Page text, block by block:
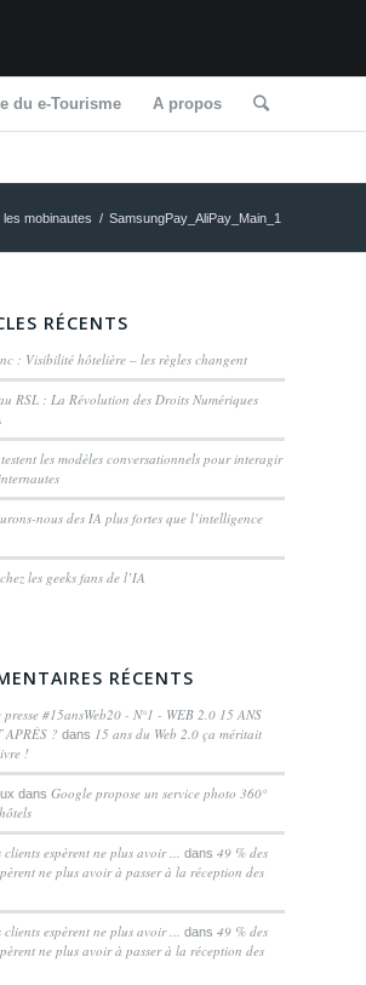
du e-Tourisme A propos
mobinautes / SamsungPay_AliPay_Main_1
RÉCENTS
: Visibilité hôtelière – les règles changent
RSL : La Révolution des Droits Numériques
les modèles conversationnels pour interagir
nous des IA plus fortes que l’intelligence
les geeks fans de l’IA
RÉCENTS
presse #15ansWeb20 - N°1 - WEB 2.0 15 ANS
APRÈS ? dans 15 ans du Web 2.0 ça méritait
!
dansGoogle propose un service photo 360°
clients espèrent ne plus avoir ... dans49 % des
ne plus avoir à passer à la réception des
clients espèrent ne plus avoir ... dans49 % des
ne plus avoir à passer à la réception des